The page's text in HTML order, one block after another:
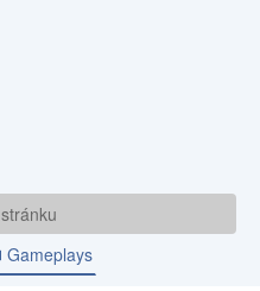
Gameplays